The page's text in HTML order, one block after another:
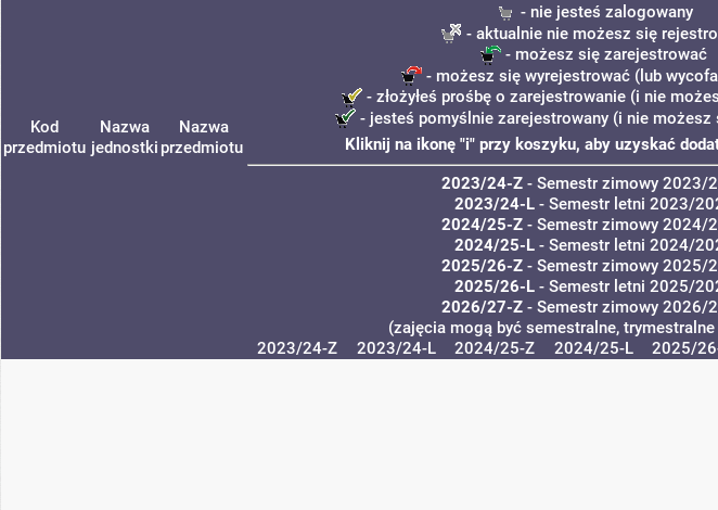
Kod
przedmiotu
Nazwa
jednostki
Nazwa
przedmiotu
- nie jesteś zalogowany
- aktualnie nie możesz się
- możesz się zarejestrować
- możesz się wyrejestrować (lub
- złożyłeś prośbę o zarejestrowanie (i nie
- jesteś pomyślnie zarejestrowany (i nie możesz
Kliknij na ikonę "i" przy koszyku, aby uzyskać
2023/24-Z- Semestr zimowy 2023/
2023/24-L- Semestr letni 2023/
2024/25-Z- Semestr zimowy 2024/
2024/25-L- Semestr letni 2024/
2025/26-Z- Semestr zimowy 2025/
2025/26-L- Semestr letni 2025/
2026/27-Z- Semestr zimowy 2026/
(zajęcia mogą być semestralne,
2023/24-Z 2023/24-L 2024/25-Z 2024/25-L 2025/